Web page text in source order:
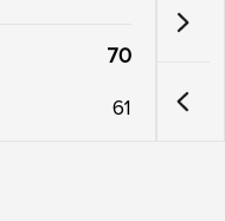
70
61